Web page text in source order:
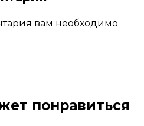
вам необходимо
понравиться